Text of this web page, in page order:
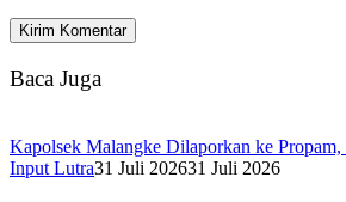
Baca Juga
Kapolsek Malangke Dilaporkan ke
Input Lutra31 Juli 202631 Juli 2026